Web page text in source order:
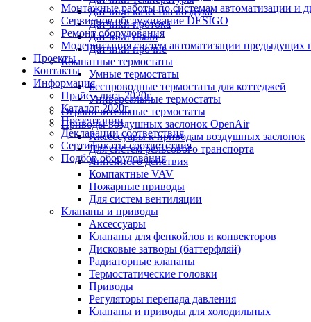
Монтажные работы по системам автоматизации и
Сервисное обслуживание DESIGO
Ремонт оборудования
Модернизация систем автоматизации
Проекты
Контакты
Информация
Прайс - лист 2020г.
Каталог 2020г.
Презентации
Декларации соответствия
Сертификаты соответствия
Подбор оборудования
Датчики качества воздуха
Датчики протока
Датчики пыли
Датчики прочие
Комнатные термостаты
Умные термостаты
Беспроводные термостаты для коттеджей
Универсальные термостаты
Ограничительные термостаты
Приводы воздушных заслонок OpenAir
Аксессуары к приводам воздушных заслонок
Для систем рельсового транспорта
Линейного действия
Компактные VAV
Пожарные приводы
Для систем вентиляции
Клапаны и приводы
Аксессуары
Клапаны для фенкойлов и конвекторов
Дисковые затворы (баттерфляй)
Радиаторные клапаны
Термостатические головки
Приводы
Регуляторы перепада давления
Клапаны и приводы для холодильных